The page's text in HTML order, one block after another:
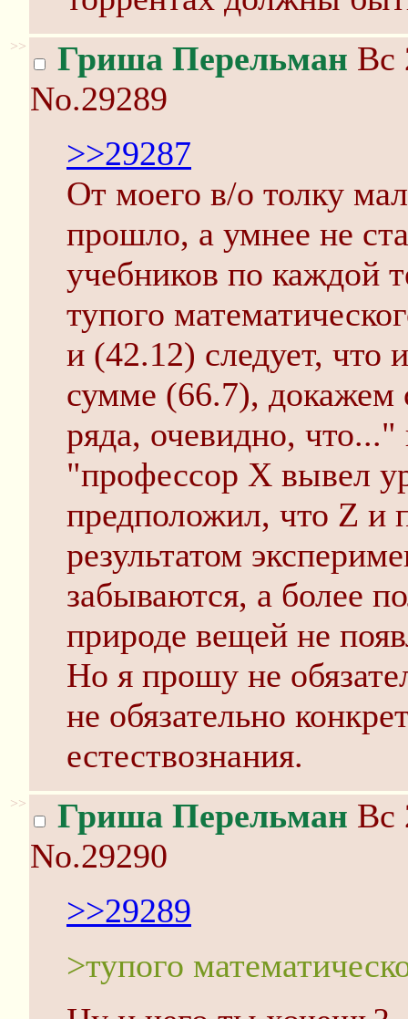
>> Гриша Перельман Вс
No.29289
>>29287
От моего в/о толку
прошло, а умнее не
учебников по каждой
тупого
и (42.12) следует, что
сумме (66.7), докажем
ряда, очевидно, что..."
"профессор X вывел
предположил, что Z и
результатом
забываются, а более
природе вещей не
Но я прошу не
не обязательно
естествознания.
>> Гриша Перельман Вс
No.29290
>>29289
>тупого